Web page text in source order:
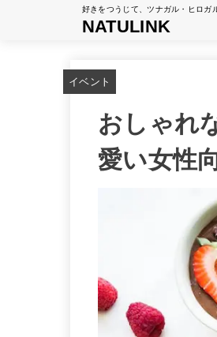
好きをつうじて、ツナガル・ヒロガ
NATULINK
イベント
おしゃれ
愛い女性